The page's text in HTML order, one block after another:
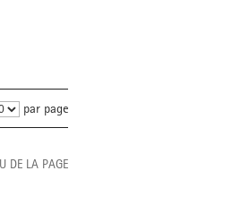
par page
DE LA PAGE